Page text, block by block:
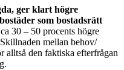
ger klart högre
som bostadsrätt
30 – 50 procents högre
mellan behov/
alltså den faktiska efterfrågan